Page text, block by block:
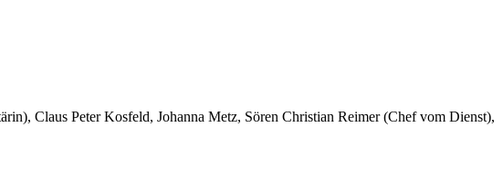
Claus Peter Kosfeld, Johanna Metz, Sören Christian Reimer (Chef vom Dienst),